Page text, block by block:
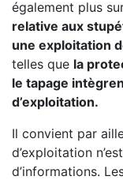
également plus
relative aux
une exploitation
telles que la
le tapage
d’exploitation.
Il convient par
d’exploitation
d’informations.